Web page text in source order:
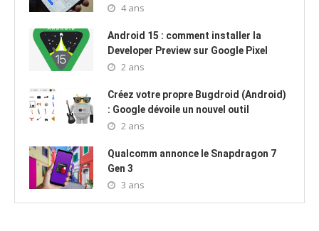
4 ans
Android 15 : comment installer la
Developer Preview sur Google Pixel
2 ans
Créez votre propre Bugdroid (Android)
: Google dévoile un nouvel outil
2 ans
Qualcomm annonce le Snapdragon 7
Gen 3
3 ans